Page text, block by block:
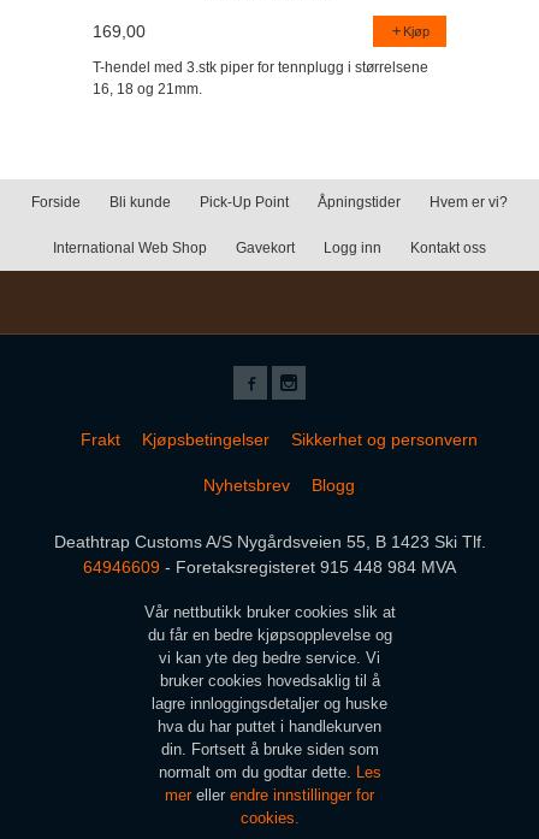
169,00 Kjøp
T-hendel med 3.stk piper for tennplugg i størrelsene
16, 18 og 21mm.
Forside Bli kunde Pick-Up Point Åpningstider Hvem er vi?
International Web Shop Gavekort Logg inn Kontakt oss
Frakt Kjøpsbetingelser Sikkerhet og personvern
Nyhetsbrev Blogg
Deathtrap Customs A/S Nygårdsveien 55, B 1423 Ski Tlf.
64946609 - Foretaksregisteret 915 448 984 MVA
Vår nettbutikk bruker cookies slik at
du får en bedre kjøpsopplevelse og
vi kan yte deg bedre service. Vi
bruker cookies hovedsaklig til å
lagre innloggingsdetaljer og huske
hva du har puttet i handlekurven
din. Fortsett å bruke siden som
normalt om du godtar dette. Les
mer eller endre innstillinger for
cookies.